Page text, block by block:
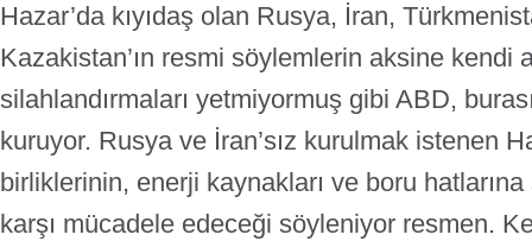
Hazar’da kıyıdaş olan Rusya, İran,
Kazakistan’ın resmi söylemlerin aksine kendi
silahlandırmaları yetmiyormuş gibi ABD,
kuruyor. Rusya ve İran’sız kurulmak istenen
birliklerinin, enerji kaynakları ve boru hatlarına
karşı mücadele edeceği söyleniyor resmen.